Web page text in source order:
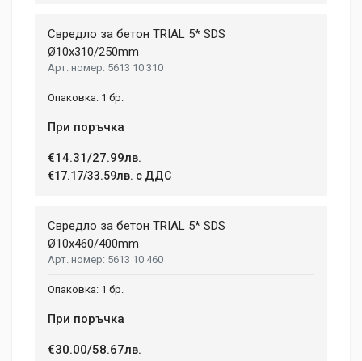
Свредло за бетон TRIAL 5* SDS
Ø10x310/250mm
5613 10 310
1 бр.
При поръчка
€14.31/27.99лв.
€17.17/33.59лв. с ДДС
Свредло за бетон TRIAL 5* SDS
Ø10x460/400mm
5613 10 460
1 бр.
При поръчка
€30.00/58.67лв.